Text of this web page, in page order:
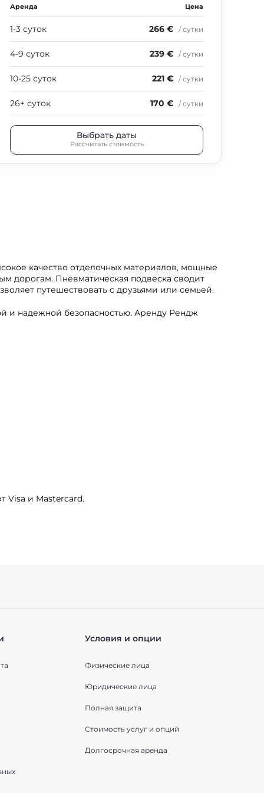
Аренда Цена
1-3 суток 266 € / сутки
4-9 суток 239 € / сутки
10-25 суток 221 € / сутки
26+ суток 170 € / сутки
Выбрать даты
Рассчитать стоимость
качество отделочных материалов, мощные
дорогам. Пневматическая подвеска сводит
путешествовать с друзьями или семьей.
и надежной безопасностью. Аренду Рендж
Visa и Mastercard.
Условия и опции
Физические лица
Юридические лица
Полная защита
Стоимость услуг и опций
Долгосрочная аренда